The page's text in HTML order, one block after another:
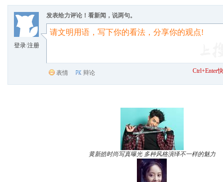
登录/注册
发表给力评论！看新闻，说两句。
表情 辩论 Ctrl+Enter
黄新皓时尚写真曝光 多种风格演绎不一样的魅力